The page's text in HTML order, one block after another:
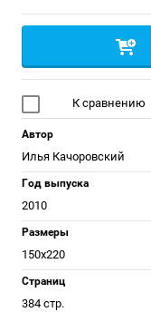
К сравнению
Автор
Илья Качоровский
Год выпуска
2010
Размеры
150x220
Страниц
384 стр.